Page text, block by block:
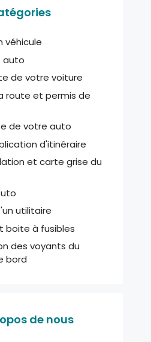
véhicule
auto
de votre voiture
route et permis de
de votre auto
d'itinéraire
et carte grise du
utilitaire
boite à fusibles
des voyants du
bord
de nous